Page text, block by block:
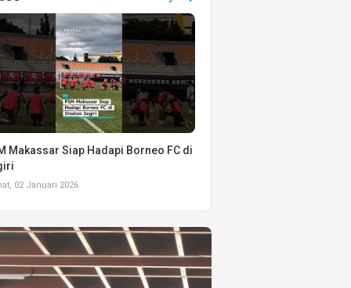
Makassar Siap Hadapi Borneo FC di
02 Januari 2026